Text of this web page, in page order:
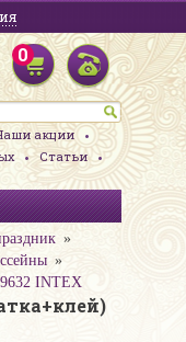
0
акции
Статьи
INTEX